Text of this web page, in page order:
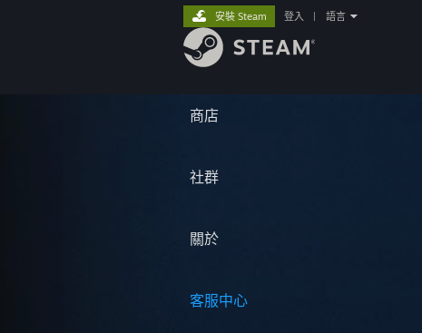
商店
社群
關於
客服中心
安裝 Steam 登入 語言